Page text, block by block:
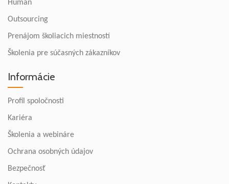
Human
Outsourcing
Prenájom školiacich miestností
Školenia pre súčasných zákazníkov
Informácie
Profil spoločnosti
Kariéra
Školenia a webináre
Ochrana osobných údajov
Bezpečnosť